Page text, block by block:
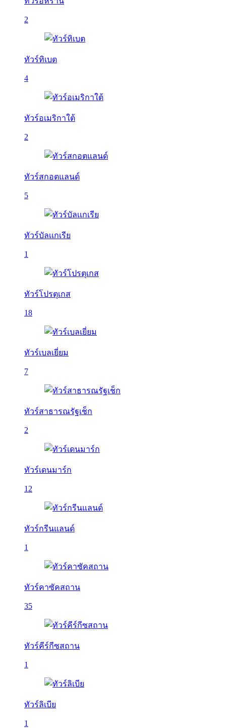
2
ทัวร์ทิเบต
4
ทัวร์อเมริกาใต้
2
ทัวร์สกอตแลนด์
5
ทัวร์บัลเเกเรีย
1
ทัวร์โปรตุเกส
18
ทัวร์เบลเยี่ยม
7
ทัวร์สาธารณรัฐเช็ก
2
ทัวร์เดนมาร์ก
12
ทัวร์กรีนแลนด์
1
ทัวร์คาซัคสถาน
35
ทัวร์คีร์กีซสถาน
1
ทัวร์ลิเบีย
1